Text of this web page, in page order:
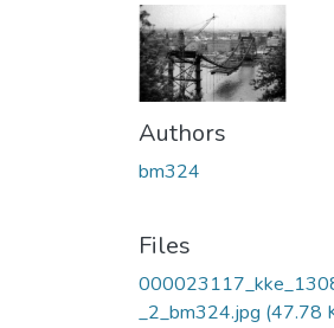
Authors
bm324
Files
_2_bm324.jpg (47.78